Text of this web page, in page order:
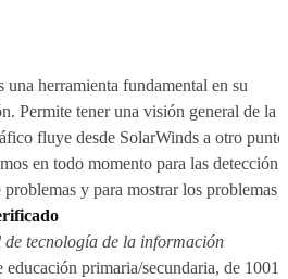
una herramienta fundamental en su
Permite tener una visión general de la
fluye desde SolarWinds a otro
en todo momento para las detección
y para mostrar los problemas
de tecnología de la información
educación primaria/secundaria, de 1001